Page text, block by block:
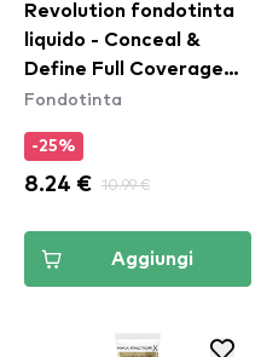
Revolution fondotinta
liquido - Conceal &
Define Full Coverage
Foundation - F1
Fondotinta
-25%
8.24 € 10.99 €
Aggiungi